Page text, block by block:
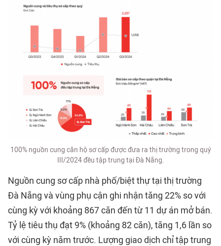
100% nguồn cung căn hộ sơ cấp được đưa ra thị trường trong quý
III/2024 đều tập trung tại Đà Nẵng.
Nguồn cung sơ cấp nhà phố/biệt thự tại thị trường
Đà Nẵng và vùng phụ cận ghi nhận tăng 22% so với
cùng kỳ với khoảng 867 căn đến từ 11 dự án mở bán.
Tỷ lệ tiêu thụ đạt 9% (khoảng 82 căn), tăng 1,6 lần so
với cùng kỳ năm trước. Lượng giao dịch chỉ tập trung